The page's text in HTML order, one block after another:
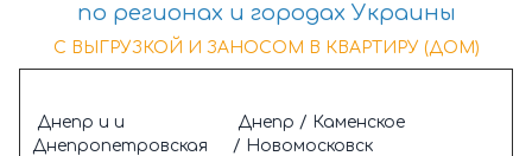
по регионах и городах Украины
С ВЫГРУЗКОЙ И ЗАНОСОМ В КВАРТИРУ (ДОМ)
Днепр и и
Днепропетровская
Днепр / Каменское
/ Новомосковск